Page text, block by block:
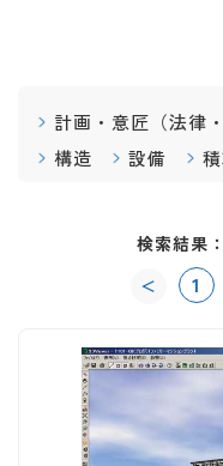
計画・意匠（法律
構造
設備
検索結果：
＜ 1